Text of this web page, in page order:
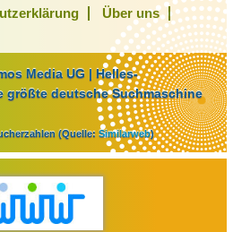
Über uns
Media UG | Helles-
größte deutsche Suchmaschine
(Quelle: Similarweb)